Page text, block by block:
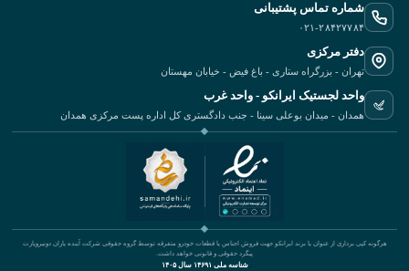
شماره تماس پشتیبانی
۰۲۱-۲۸۴۲۷۷۸۴
دفتر مرکزی
تهران - بزرگراه ستاری - باغ فیض - خیابان مهستان
واحد لجستیک ایرانکو - واحد غرب
همدان - میدان بوعلی سینا - جنب دادگستری کل اداره پست مرکزی همدان
هرگونه کپی برداری از عنوان یا برند ایرانکو جهت فروش اجناس یا قطعات خودرو متفرقه توسط گروه حقوقی شرکت آینده یاران دونیروپارت
پیگرد حقوقی و قانونی خواهد داشت.
شناسه ملی ۱۴۶۹۱ سال ۱۴۰۵